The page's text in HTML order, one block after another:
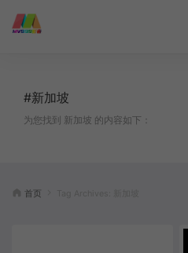
#新加坡
为您找到 新加坡 的内容如下：
首页